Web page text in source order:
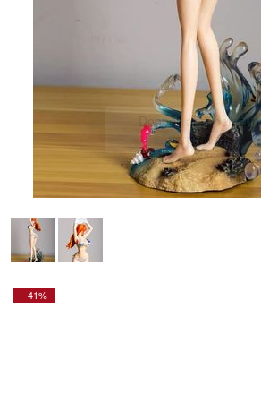
Doppelt antippen
vergrößern
- 41%